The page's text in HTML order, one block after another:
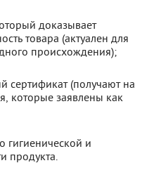
доказывает
товара (актуален для
происхождения);
(получают на
которые заявлены как
гигиенической и
продукта.